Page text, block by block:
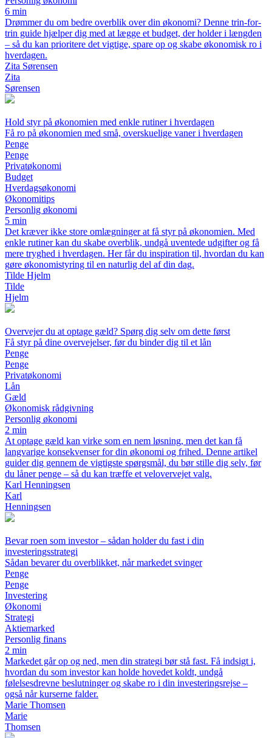
6 min
Drømmer du om bedre overblik over din økonomi? Denne trin-for-
trin guide hjælper dig med at lægge et budget, der holder i længden
– så du kan prioritere det vigtige, spare op og skabe økonomisk ro i
hverdagen.
Zita Sørensen
Zita
Sørensen
Hold styr på økonomien med enkle rutiner i hverdagen
Få ro på økonomien med små, overskuelige vaner i hverdagen
Penge
Penge
Privatøkonomi
Budget
Hverdagsøkonomi
Økonomitips
Personlig økonomi
5 min
Det kræver ikke store omlægninger at få styr på økonomien. Med
enkle rutiner kan du skabe overblik, undgå uventede udgifter og få
mere tryghed i hverdagen. Her får du inspiration til, hvordan du kan
gøre økonomistyring til en naturlig del af din dag.
Tilde Hjelm
Tilde
Hjelm
Overvejer du at optage gæld? Spørg dig selv om dette først
Få styr på dine overvejelser, før du binder dig til et lån
Penge
Penge
Privatøkonomi
Lån
Gæld
Økonomisk rådgivning
Personlig økonomi
2 min
At optage gæld kan virke som en nem løsning, men det kan få
langvarige konsekvenser for din økonomi og frihed. Denne artikel
guider dig gennem de vigtigste spørgsmål, du bør stille dig selv, før
du låner penge – så du kan træffe et velovervejet valg.
Karl Henningsen
Karl
Henningsen
Bevar roen som investor – sådan holder du fast i din
investeringsstrategi
Sådan bevarer du overblikket, når markedet svinger
Penge
Penge
Investering
Økonomi
Strategi
Aktiemarked
Personlig finans
2 min
Markedet går op og ned, men din strategi bør stå fast. Få indsigt i,
hvordan du som investor kan holde hovedet koldt, undgå
følelsesdrevne beslutninger og skabe ro i din investeringsrejse –
også når kurserne falder.
Marie Thomsen
Marie
Thomsen